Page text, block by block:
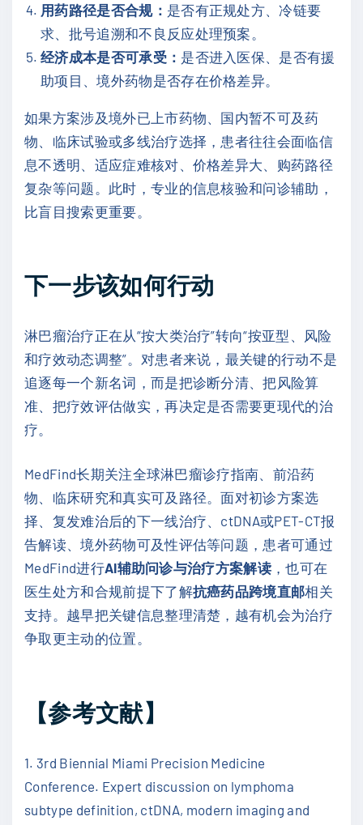
用药路径是否合规： 是否有正规处方、冷链要
求、批号追溯和不良反应处理预案。
经济成本是否可承受： 是否进入医保、是否有援
助项目、境外药物是否存在价格差异。
如果方案涉及境外已上市药物、国内暂不可及药
物、临床试验或多线治疗选择，患者往往会面临信
息不透明、适应症难核对、价格差异大、购药路径
复杂等问题。此时，专业的信息核验和问诊辅助，
比盲目搜索更重要。
下一步该如何行动
淋巴瘤治疗正在从“按大类治疗”转向“按亚型、风险
和疗效动态调整”。对患者来说，最关键的行动不是
追逐每一个新名词，而是把诊断分清、把风险算
准、把疗效评估做实，再决定是否需要更现代的治
疗。
MedFind长期关注全球淋巴瘤诊疗指南、前沿药
物、临床研究和真实可及路径。面对初诊方案选
择、复发难治后的下一线治疗、ctDNA或PET-CT报
告解读、境外药物可及性评估等问题，患者可通过
MedFind进行AI辅助问诊与治疗方案解读 ，也可在
医生处方和合规前提下了解抗癌药品跨境直邮相关
支持。越早把关键信息整理清楚，越有机会为治疗
争取更主动的位置。
【参考文献】
1. 3rd Biennial Miami Precision Medicine
Conference. Expert discussion on lymphoma
subtype definition, ctDNA, modern imaging and